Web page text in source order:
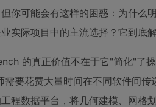
你可能会有这样的困惑：为什么
实际项目中的主流选择？它到底
的真正价值不在于它"简化"了
需要花费大量时间在不同软件间
程数据平台，将几何建模、网格